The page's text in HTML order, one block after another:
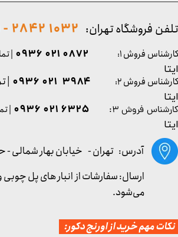
کارشناس فروش ۳: ۶۳۲۵ ۰۲۱ ۰۹۳۶ |
ایتا
آدرس: تهران - خیابان بهار شمالی -
تلفن فروشگاه تهران: 1032 2842 - 021
مهم خرید از اورنج دکور:
کارشناس فروش ۱: 0872 021 0936
|
ایتا
کارشناس فروش ۲:
۳۹۸۴ ۰۲۱ ۰۹۳۶ |
ایتا
ارسال: سفارشات از انبار های پل چوبی
می‌شود.